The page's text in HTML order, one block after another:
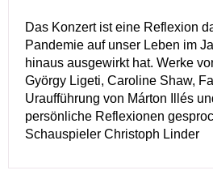
Das Konzert ist eine Reflexion
Pandemie auf unser Leben im
hinaus ausgewirkt hat. Werke
György Ligeti, Caroline Shaw,
Uraufführung von Márton Illés
persönliche Reflexionen
Schauspieler Christoph Linder